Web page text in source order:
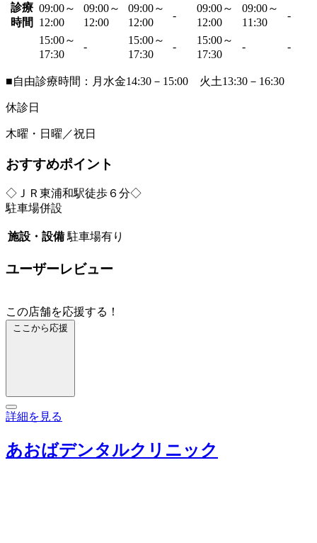
診療
時間
09:00～
12:00
09:00～
12:00
09:00～
12:00
-
09:00～
12:00
09:00～
11:30
-
15:00～
17:30
-
15:00～
17:30
-
15:00～
17:30
- -
■自由診療時間：月水金14:30－15:00 火土13:30－16:30
休診日
木曜・日曜／祝日
おすすめポイント
◇ＪＲ東浦和駅徒歩６分◇
駐車場併設
施設・設備 駐車場有り
ユーザーレビュー
この店舗を応援する！
ここから応援
詳細を見る
あおばデンタルクリニック